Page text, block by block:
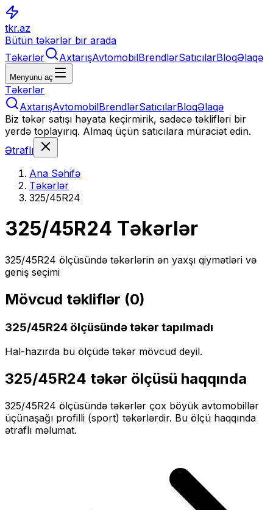
tkr.az
Bütün təkərlər bir arada
Təkərlər
AxtarışAvtomobilBrendlərSatıcılarBloqƏlaqə
Menyunu aç
Təkərlər
AxtarışAvtomobilBrendlərSatıcılarBloqƏlaqə
Biz təkər satışı həyata keçirmirik, sadəcə təklifləri bir
yerdə toplayırıq. Almaq üçün satıcılara müraciət edin.
Ətraflı
Ana Səhifə
Təkərlər
325/45R24
325/45R24 Təkərlər
325/45R24 ölçüsündə təkərlərin ən yaxşı qiymətləri və
geniş seçimi
Mövcud təkliflər (0)
325/45R24 ölçüsündə təkər tapılmadı
Hal-hazırda bu ölçüdə təkər mövcud deyil.
325/45R24 təkər ölçüsü haqqında
325/45R24 ölçüsündə təkərlər çox böyük avtomobillər
üçünaşağı profilli (sport) təkərlərdir. Bu ölçü haqqında
ətraflı məlumat.